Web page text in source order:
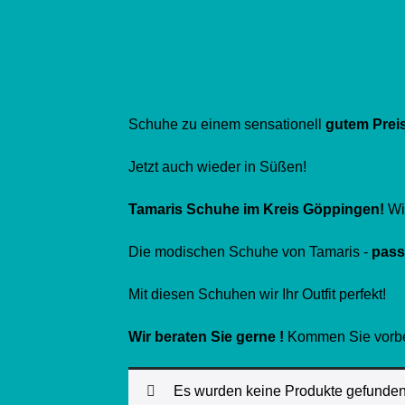
Schuhe zu einem sensationell gutem
Jetzt auch wieder in Süßen!
Tamaris Schuhe im Kreis Göppingen!
Die modischen Schuhe von Tamaris -
Mit diesen Schuhen wir Ihr Outfit perfekt!
Wir beraten Sie gerne ! Kommen Sie
Es wurden keine Produkte